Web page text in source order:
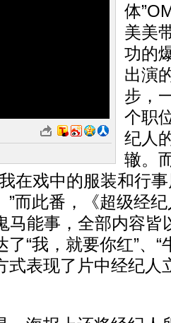
体
美美
功的
出演
步，
个职
纪人
辙。
在戏中的服装和行
”而此番，《超级经
马能事，全部内容皆
“我，就要你红”、“
式表现了片中经纪人